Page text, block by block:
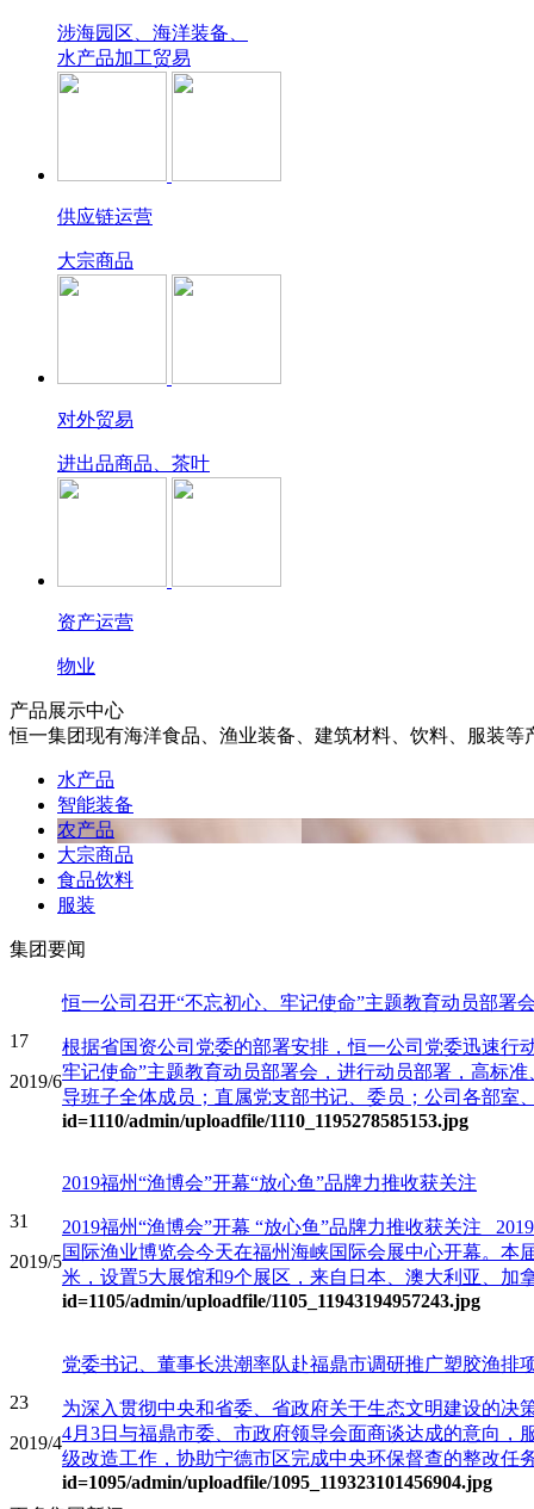
涉海园区、海洋装备、
水产品加工贸易
供应链运营
大宗商品
对外贸易
进出品商品、茶叶
资产运营
物业
产品展示中心
恒一集团现有海洋食品、渔业装备、建筑材料、饮料、服装等
水产品
智能装备
农产品
大宗商品
食品饮料
服装
集团要闻
17
2019/6
恒一公司召开“不忘初心、牢记使命”主题教育动员部署
根据省国资公司党委的部署安排，恒一公司党委迅速行
牢记使命”主题教育动员部署会，进行动员部署，高标
导班子全体成员；直属党支部书记、委员；公司各部室
id=1110/admin/uploadfile/1110_1195278585153.jpg
31
2019/5
2019福州“渔博会”开幕“放心鱼”品牌力推收获关注
2019福州“渔博会”开幕 “放心鱼”品牌力推收获关注
国际渔业博览会今天在福州海峡国际会展中心开幕。本
米，设置5大展馆和9个展区，来自日本、澳大利亚、加
id=1105/admin/uploadfile/1105_11943194957243.jpg
23
2019/4
党委书记、董事长洪潮率队赴福鼎市调研推广塑胶渔排
为深入贯彻中央和省委、省政府关于生态文明建设的决
4月3日与福鼎市委、市政府领导会面商谈达成的意向，
级改造工作，协助宁德市区完成中央环保督查的整改任
id=1095/admin/uploadfile/1095_119323101456904.jpg